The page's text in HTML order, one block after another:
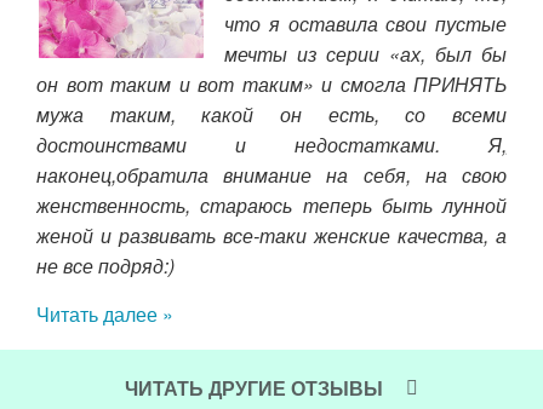
что я оставила свои пустые
мечты из серии «ах, был бы
он вот таким и вот таким» и смогла ПРИНЯТЬ
мужа таким, какой он есть, со всеми
достоинствами и недостатками. Я,
наконец,обратила внимание на себя, на свою
женственность, стараюсь теперь быть лунной
женой и развивать все-таки женские качества, а
не все подряд:)
Читать далее »
ЧИТАТЬ ДРУГИЕ ОТЗЫВЫ